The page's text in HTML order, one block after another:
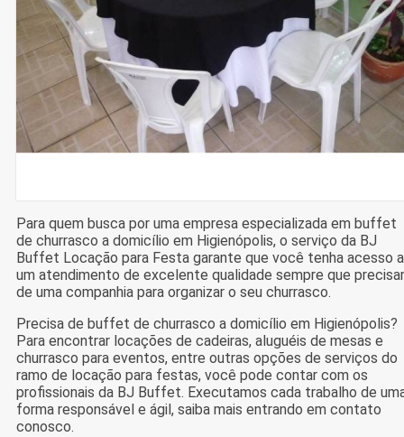
Para quem busca por uma empresa especializada em buffet
de churrasco a domicílio em Higienópolis, o serviço da BJ
Buffet Locação para Festa garante que você tenha acesso a
um atendimento de excelente qualidade sempre que precisar
de uma companhia para organizar o seu churrasco.
Precisa de buffet de churrasco a domicílio em Higienópolis?
Para encontrar locações de cadeiras, aluguéis de mesas e
churrasco para eventos, entre outras opções de serviços do
ramo de locação para festas, você pode contar com os
profissionais da BJ Buffet. Executamos cada trabalho de
forma responsável e ágil, saiba mais entrando em contato
conosco.